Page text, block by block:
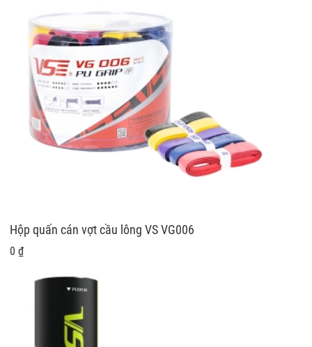
Hộp quấn cán vợt cầu lông VS VG006
0 ₫